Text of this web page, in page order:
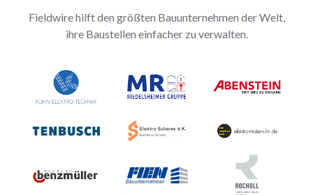
Fieldwire hilft den größten Bauunternehmen der Welt,
ihre Baustellen einfacher zu verwalten.